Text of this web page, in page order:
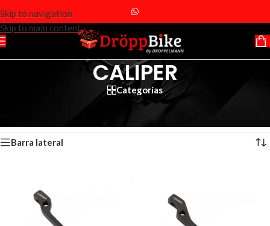
Skip to navigation
Skip to main content
CALIPER
Categorías
Productos etiquetados “CALIPER”
Barra lateral